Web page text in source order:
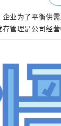
业为了平衡供
管理是公司经